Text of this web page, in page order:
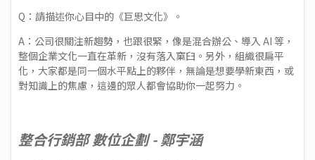
Q：請描述你心目中的《巨思文化》。
A：公司很關注新趨勢，也跟很緊，像是混合辦公、導入 AI 等，
整個企業文化一直在革新，沒有落入窠臼。另外，組織很扁平
化，大家都是同一個水平點上的夥伴，無論是想要學新東西，或
對知識上的焦慮，這邊的眾人都會協助你一起努力。
整合行銷部 數位企劃 - 鄭宇涵